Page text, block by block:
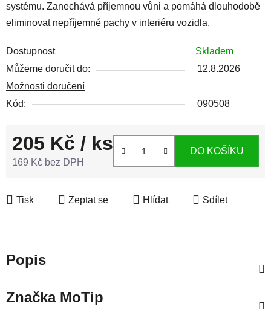
systému. Zanechává příjemnou vůni a pomáhá dlouhodobě
eliminovat nepříjemné pachy v interiéru vozidla.
Dostupnost
Skladem
Můžeme doručit do:
12.8.2026
Možnosti doručení
Kód:
090508
205 Kč / ks
169 Kč bez DPH
DO KOŠÍKU
Tisk Zeptat se Hlídat Sdílet
Popis
ZnačkaMoTip